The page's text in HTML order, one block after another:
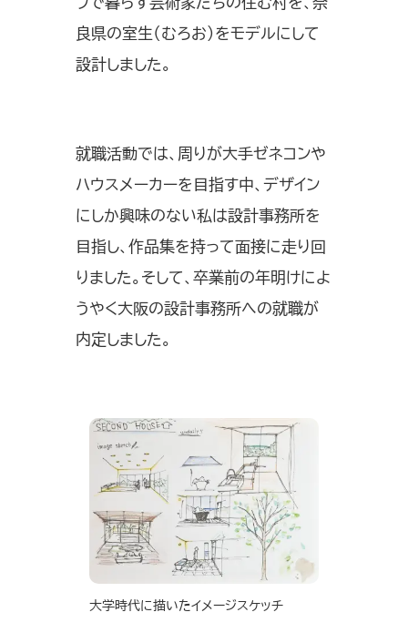
良県の室生（むろお）をモデルにして
設計しました。
就職活動では、周りが大手ゼネコンや
ハウスメーカーを目指す中、デザイン
にしか興味のない私は設計事務所を
目指し、作品集を持って面接に走り回
りました。そして、卒業前の年明けによ
うやく大阪の設計事務所への就職が
内定しました。
大学時代に描いたイメージスケッチ